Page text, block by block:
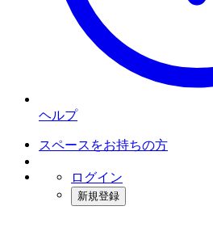
ヘルプ
スペースをお持ちの方
ログイン
新規登録